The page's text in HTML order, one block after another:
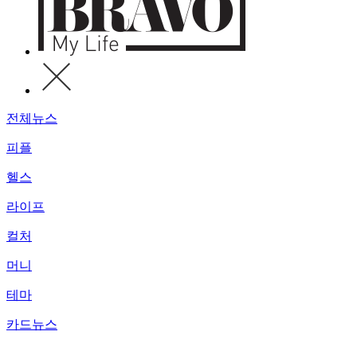
전체뉴스
피플
헬스
라이프
컬처
머니
테마
카드뉴스